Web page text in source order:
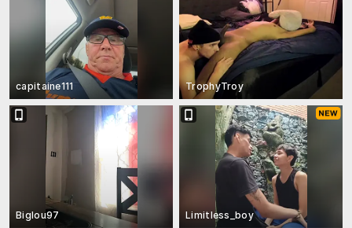
capitaine111 TrophyTroy
Biglou97 Limitless_boy